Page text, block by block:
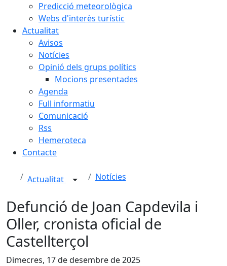
Predicció meteorològica
Webs d'interès turístic
Actualitat
Avisos
Notícies
Opinió dels grups polítics
Mocions presentades
Agenda
Full informatiu
Comunicació
Rss
Hemeroteca
Contacte
Actualitat Notícies
Defunció de Joan Capdevila i
Oller, cronista oficial de
Castellterçol
Dimecres, 17 de desembre de 2025